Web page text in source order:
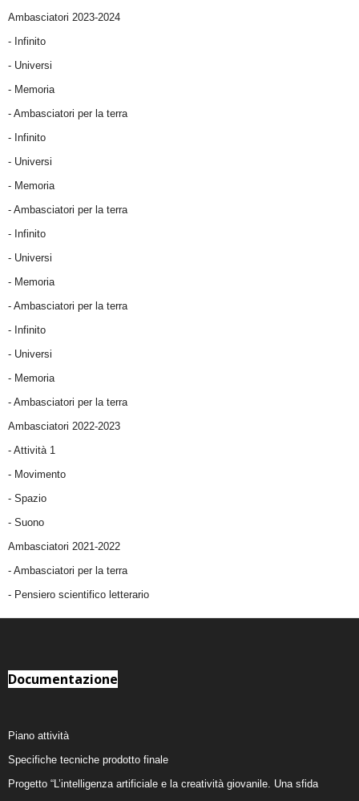
Ambasciatori 2023-2024
- Infinito
- Universi
- Memoria
- Ambasciatori per la terra
- Infinito
- Universi
- Memoria
- Ambasciatori per la terra
- Infinito
- Universi
- Memoria
- Ambasciatori per la terra
- Infinito
- Universi
- Memoria
- Ambasciatori per la terra
Ambasciatori 2022-2023
- Attività 1
- Movimento
- Spazio
- Suono
Ambasciatori 2021-2022
- Ambasciatori per la terra
- Pensiero scientifico letterario
Documentazione
Piano attività
Specifiche tecniche prodotto finale
Progetto “L’intelligenza artificiale e la creatività giovanile. Una sfida